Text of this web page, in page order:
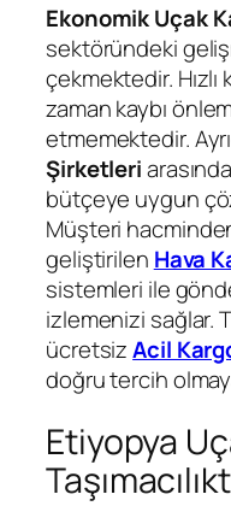
Ekonomik Uçak
sektöründeki
çekmektedir.
zaman kaybı
etmemektedir.
Şirketleri
bütçeye uygun
Müşteri
geliştirilen Hava
sistemleri ile
izlemenizi sağlar.
ücretsizAcil
doğru tercih
Etiyopya